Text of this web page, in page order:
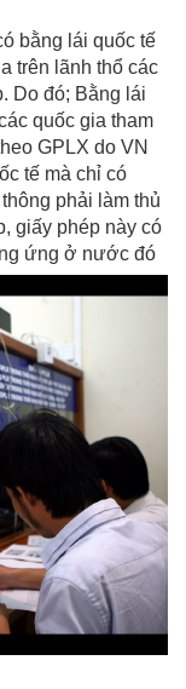
bằng lái quốc tế
trên lãnh thổ các
Do đó; Bằng lái
quốc gia tham
GPLX do VN
tế mà chỉ có
phải làm thủ
giấy phép này có
ứng ở nước đó